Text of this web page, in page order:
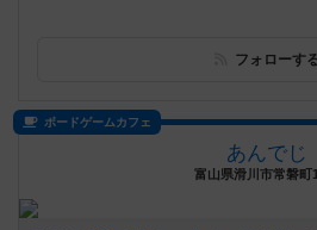
フォローす
ボードゲームカフェ
あんでじ
富山県滑川市常磐町